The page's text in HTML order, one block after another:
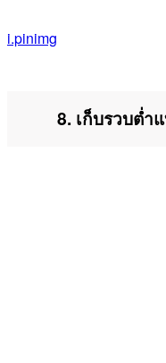
i.pinimg
8. เก็บรวบต่ำ